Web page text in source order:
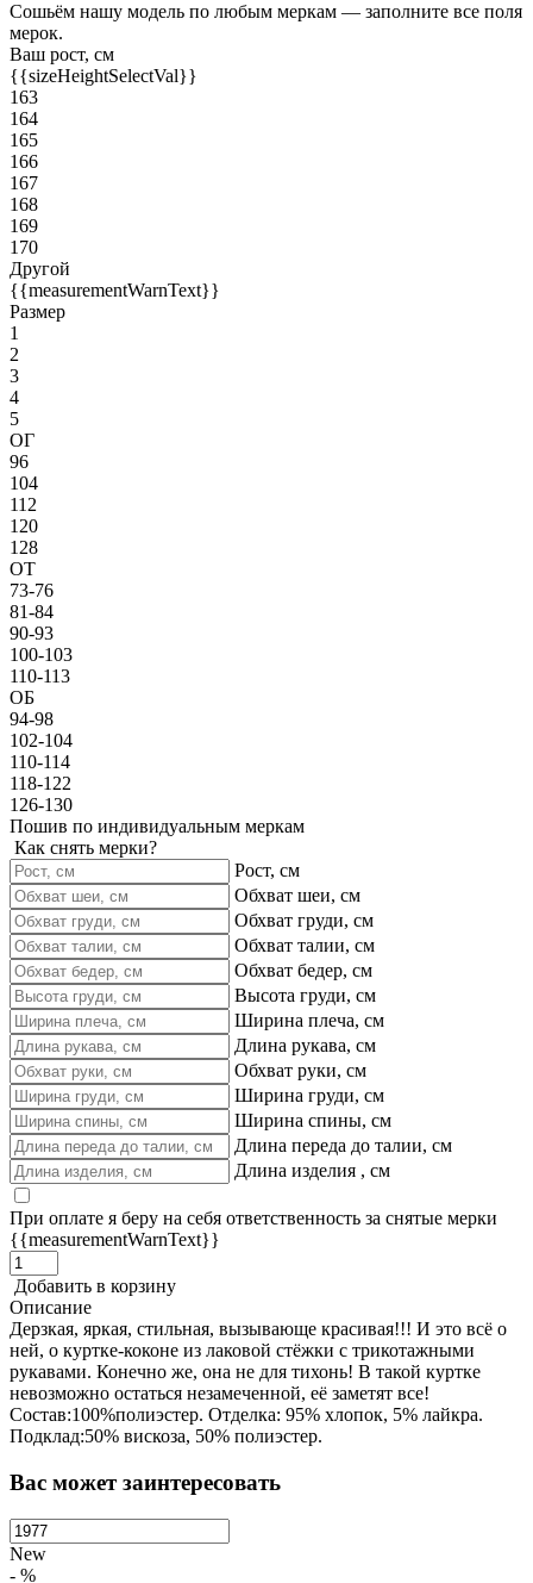
Сошьём нашу модель по любым меркам — заполните все поля
мерок.
Ваш рост, см
{{sizeHeightSelectVal}}
163
164
165
166
167
168
169
170
Другой
{{measurementWarnText}}
Размер
1
2
3
4
5
ОГ
96
104
112
120
128
ОТ
73-76
81-84
90-93
100-103
110-113
ОБ
94-98
102-104
110-114
118-122
126-130
Пошив по индивидуальным меркам
Как снять мерки?
Рост, см
Обхват шеи, см
Обхват груди, см
Обхват талии, см
Обхват бедер, см
Высота груди, см
Ширина плеча, см
Длина рукава, см
Обхват руки, см
Ширина груди, см
Ширина спины, см
Длина переда до талии, см
Длина изделия , см
При оплате я беру на себя ответственность за снятые мерки
{{measurementWarnText}}
Добавить в корзину
Описание
Дерзкая, яркая, стильная, вызывающе красивая!!! И это всё о
ней, о куртке-коконе из лаковой стёжки с трикотажными
рукавами. Конечно же, она не для тихонь! В такой куртке
невозможно остаться незамеченной, её заметят все!
Состав:100%полиэстер. Отделка: 95% хлопок, 5% лайкра.
Подклад:50% вискоза, 50% полиэстер.
Вас может заинтересовать
New
- %